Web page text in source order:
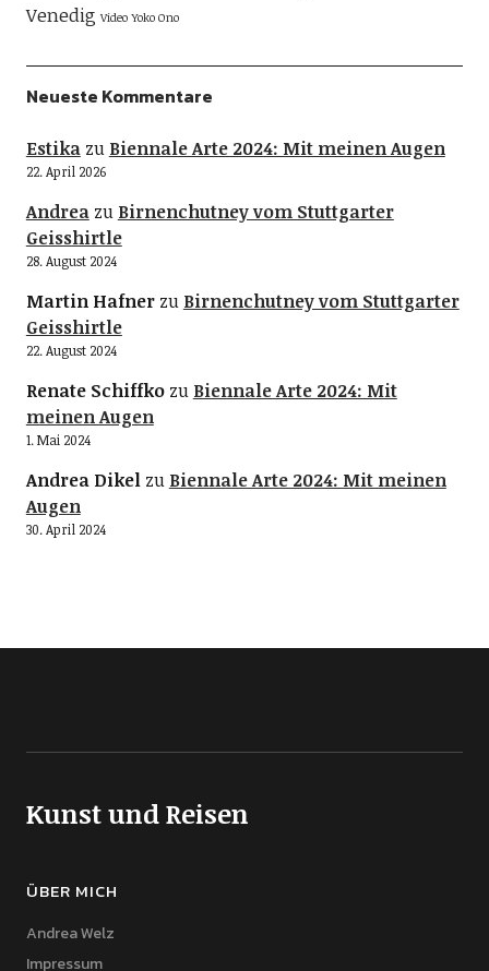
Venedig Video Yoko Ono
Neueste Kommentare
Estikazu Biennale Arte 2024: Mit meinen Augen
22. April 2026
Andreazu Birnenchutney vom Stuttgarter
Geisshirtle
28. August 2024
Martin Hafnerzu Birnenchutney vom Stuttgarter
Geisshirtle
22. August 2024
Renate Schiffkozu Biennale Arte 2024: Mit
meinen Augen
1. Mai 2024
Andrea Dikelzu Biennale Arte 2024: Mit meinen
Augen
30. April 2024
Kunst und Reisen
ÜBER MICH
Andrea Welz
Impressum